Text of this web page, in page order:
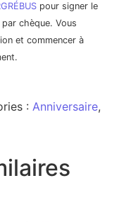
pour signer le
chèque. Vous
et commencer à
: Anniversaire,